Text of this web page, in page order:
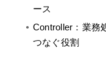
ース
Controller：業務
つなぐ役割